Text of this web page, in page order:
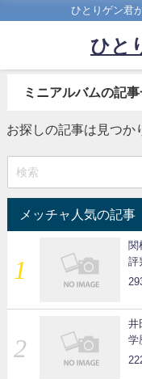
ひとりゲン君
ひと
ミニアルバムの記
お探しの記事は見つか
メッチャ人気の記事
関
評
井
学